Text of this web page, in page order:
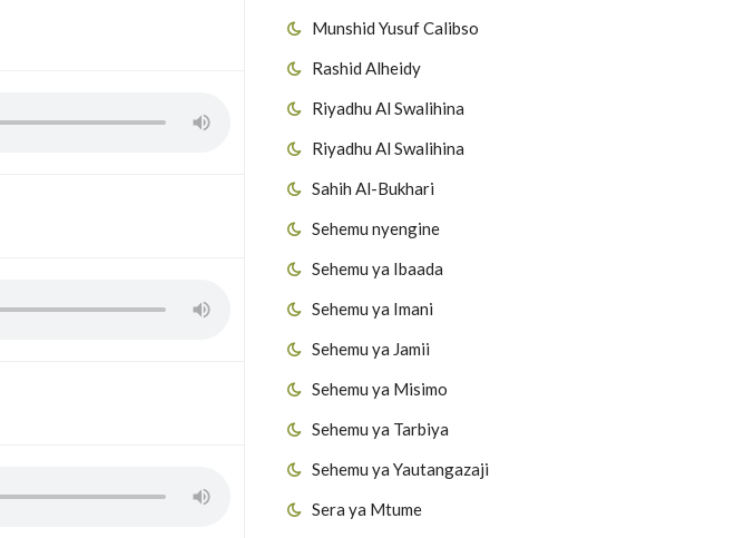
Munshid Yusuf Calibso
Rashid Alheidy
Riyadhu Al Swalihina
Riyadhu Al Swalihina
Sahih Al-Bukhari
Sehemu nyengine
Sehemu ya Ibaada
Sehemu ya Imani
Sehemu ya Jamii
Sehemu ya Misimo
Sehemu ya Tarbiya
Sehemu ya Yautangazaji
Sera ya Mtume